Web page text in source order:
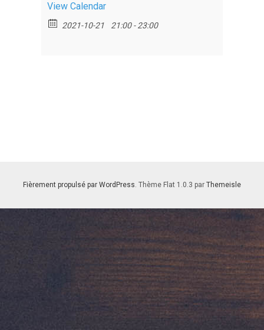
View Calendar
2021-10-21 21:00 - 23:00
Fièrement propulsé par WordPress. Thème Flat 1.0.3 par Themeisle